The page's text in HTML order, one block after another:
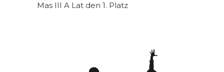
Mas III A Lat den 1. Platz